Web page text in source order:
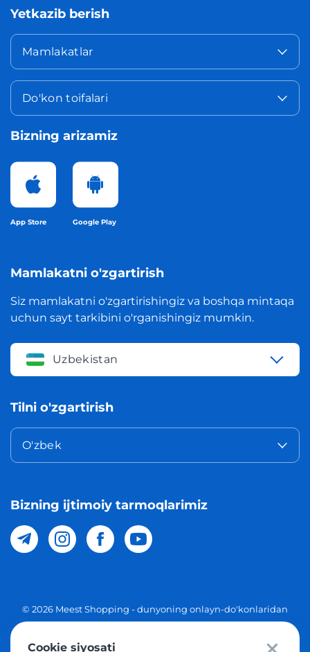
Yetkazib berish
Mamlakatlar
Do'kon toifalari
Bizning arizamiz
App Store Google Play
Mamlakatni o'zgartirish
Siz mamlakatni o'zgartirishingiz va boshqa mintaqa
uchun sayt tarkibini o'rganishingiz mumkin.
Uzbekistan
Tilni o'zgartirish
O'zbek
Bizning ijtimoiy tarmoqlarimiz
© 2026 Meest Shopping - dunyoning onlayn-do'konlaridan
Cookie siyosati